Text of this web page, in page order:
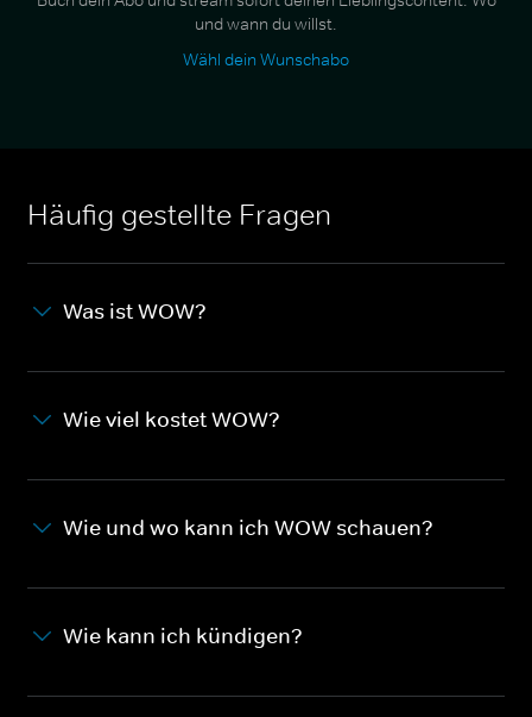
und wann du willst.
Wähl dein Wunschabo
Häufig gestellte Fragen
Was ist WOW?
Wie viel kostet WOW?
Wie und wo kann ich WOW schauen?
Wie kann ich kündigen?